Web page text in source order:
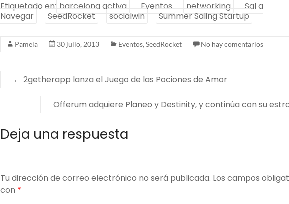
Etiquetado en: barcelona activa Eventos networking
Sal a
Navegar
SeedRocket socialwin Summer Saling Startup
Pamela 30 julio, 2013 Eventos, SeedRocket No hay comentarios
← 2getherapp lanza el Juego de las Pociones de Amor
Offerum adquiere Planeo y Destinity, y continúa con su
Deja una respuesta
Tu dirección de correo electrónico no será publicada. Los campos
con *